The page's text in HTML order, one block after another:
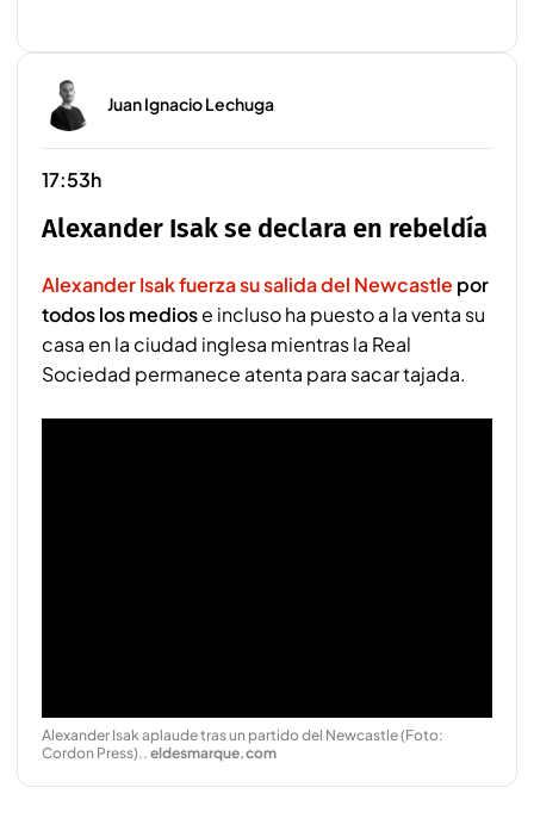
Juan Ignacio Lechuga
17:53h
Alexander Isak se declara en rebeldía
Alexander Isak fuerza su salida del Newcastle por
todos los mediose incluso ha puesto a la venta su
casa en la ciudad inglesa mientras la Real
Sociedad permanece atenta para sacar tajada.
Alexander Isak aplaude tras un partido del Newcastle (Foto:
Cordon Press).. eldesmarque.com